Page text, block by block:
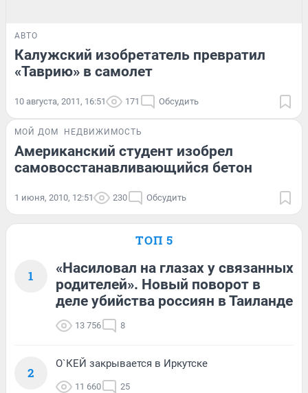
АВТО
Калужский изобретатель превратил
«Таврию» в самолет
10 августа, 2011, 16:51 171 Обсудить
МОЙ ДОМ НЕДВИЖИМОСТЬ
Американский студент изобрел
самовосстанавливающийся бетон
1 июня, 2010, 12:51 230 Обсудить
ТОП 5
1
«Насиловал на глазах у связанных
родителей». Новый поворот в
деле убийства россиян в Таиланде
13 756 8
2
О`КЕЙ закрывается в Иркутске
11 660 25